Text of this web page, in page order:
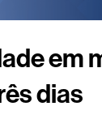
em
dias